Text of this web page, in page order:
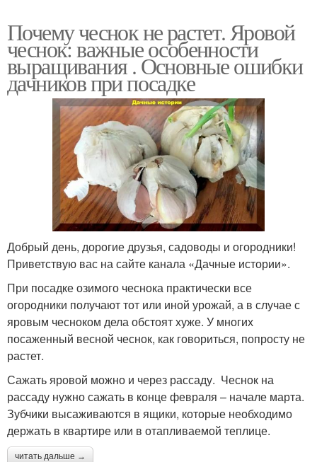
Почему чеснок не растет. Яровой
чеснок: важные особенности
выращивания . Основные ошибки
дачников при посадке
Добрый день, дорогие друзья, садоводы и огородники!
Приветствую вас на сайте канала «Дачные истории».
При посадке озимого чеснока практически все
огородники получают тот или иной урожай, а в случае с
яровым чесноком дела обстоят хуже. У многих
посаженный весной чеснок, как говориться, попросту не
растет.
Сажать яровой можно и через рассаду. Чеснок на
рассаду нужно сажать в конце февраля – начале марта.
Зубчики высаживаются в ящики, которые необходимо
держать в квартире или в отапливаемой теплице.
читать дальше →